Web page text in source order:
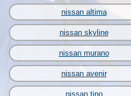
nissan altima
nissan skyline
nissan murano
nissan avenir
nissan tino